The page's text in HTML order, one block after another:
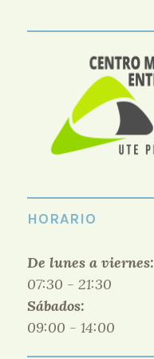
HORARIO
De lunes a viernes:
07:30 - 21:30
Sábados:
09:00 - 14:00